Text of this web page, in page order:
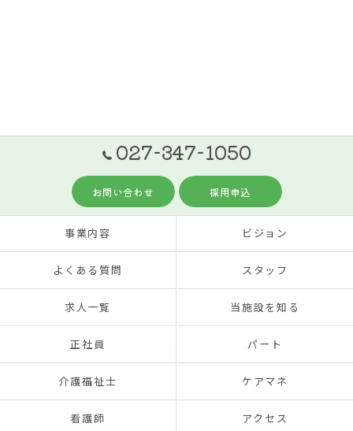
027-347-1050
お問い合わせ 採用申込
事業内容 ビジョン
よくある質問 スタッフ
求人一覧 当施設を知る
正社員 パート
介護福祉士 ケアマネ
看護師 アクセス